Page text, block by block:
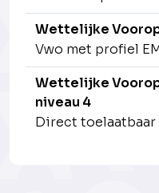
Wettelijke
Vwo met profiel
Wettelijke
niveau 4
Direct toelaatbaar